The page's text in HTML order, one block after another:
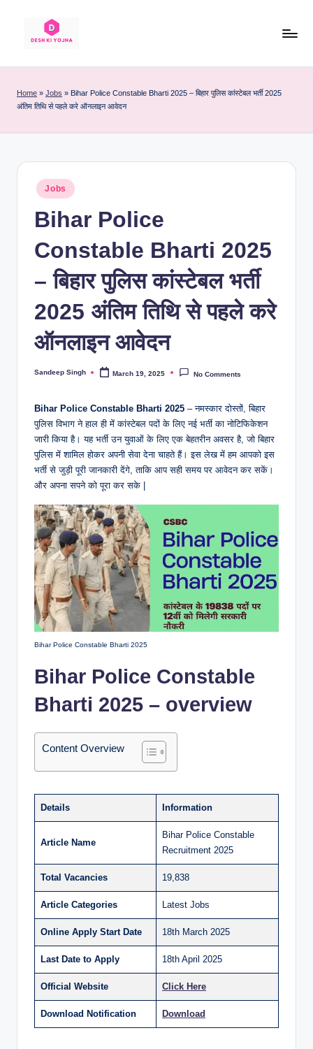
s
h
Har
Yojna
Home » Jobs » Bihar Police Constable Bharti 2025 – बिहार पुलिस कांस्टेबल भर्ती 2025
अंतिम तिथि से पहले करे ऑनलाइन आवेदन
Posted
in
Jobs
Bihar Police
Constable Bharti 2025
– बिहार पुलिस कांस्टेबल भर्ती
2025 अंतिम तिथि से पहले करे
ऑनलाइन आवेदन
Posted
Sandeep Singh March 19, 2025 No Comments
Bihar Police Constable Bharti 2025 – नमस्कार दोस्तों, बिहार
पुलिस विभाग ने हाल ही में कांस्टेबल पदों के लिए नई भर्ती का नोटिफिकेशन
जारी किया है। यह भर्ती उन युवाओं के लिए एक बेहतरीन अवसर है, जो बिहार
पुलिस में शामिल होकर अपनी सेवा देना चाहते हैं। इस लेख में हम आपको इस
भर्ती से जुड़ी पूरी जानकारी देंगे, ताकि आप सही समय पर आवेदन कर सकें।
और अपना सपने को पूरा कर सके |
Bihar Police Constable Bharti 2025
Bihar Police Constable
Bharti 2025 – overview
Content Overview
Details Information
Article Name
Bihar Police Constable
Recruitment 2025
Total Vacancies 19,838
Article Categories Latest Jobs
Online Apply Start Date 18th March 2025
Last Date to Apply 18th April 2025
Official Website Click Here
Download Notification Download